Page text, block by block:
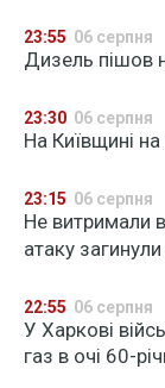
23:55 06 серпня
Дизель пішов
23:30 06 серпня
На Київщині
23:15 06 серпня
Не витримали
атаку
22:55 06 серпня
У Харкові
газ в очі 60-